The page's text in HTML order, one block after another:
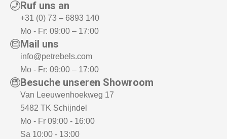
Ruf uns an
+31 (0) 73 – 6893 140
Mo - Fr: 09:00 – 17:00
Mail uns
info@petrebels.com
Mo - Fr: 09:00 – 17:00
Besuche unseren Showroom
Van Leeuwenhoekweg 17
5482 TK Schijndel
Mo - Fr 09:00 - 16:00
Sa 10:00 - 13:00